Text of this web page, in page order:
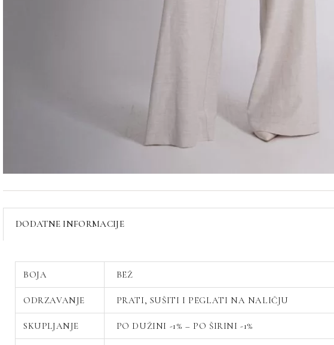
DODATNE INFORMACIJE
BOJA BEŽ
ODRZAVANJE PRATI, SUŠITI I PEGLATI NA NALIČJU
SKUPLJANJE PO DUŽINI -1% – PO ŠIRINI -1%